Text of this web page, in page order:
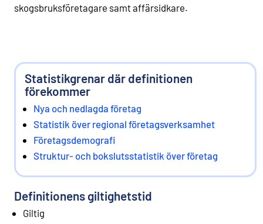
skogsbruksföretagare samt affärsidkare.
Statistikgrenar där definitionen
förekommer
Nya och nedlagda företag
Statistik över regional företagsverksamhet
Företagsdemografi
Struktur- och bokslutsstatistik över företag
Definitionens giltighetstid
Giltig